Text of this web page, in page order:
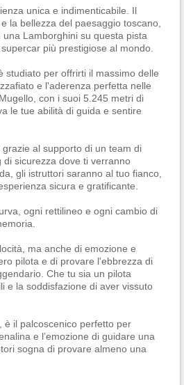
unica e indimenticabile. Il
la bellezza del paesaggio toscano,
Lamborghini su questa pista
più prestigiose al mondo.
studiato per offrirti il massimo delle
e l'aderenza perfetta nelle
con i suoi 5.245 metri di
le tue abilità di guida e sentire
al supporto di un team di
sicurezza dove ti verranno
gli istruttori saranno al tuo fianco,
sicura e gratificante.
ogni rettilineo e ogni cambio di
ma anche di emozione e
pilota e di provare l'ebbrezza di
Che tu sia un pilota
e la soddisfazione di aver vissuto
è il palcoscenico perfetto per
e l’emozione di guidare una
sogna di provare almeno una